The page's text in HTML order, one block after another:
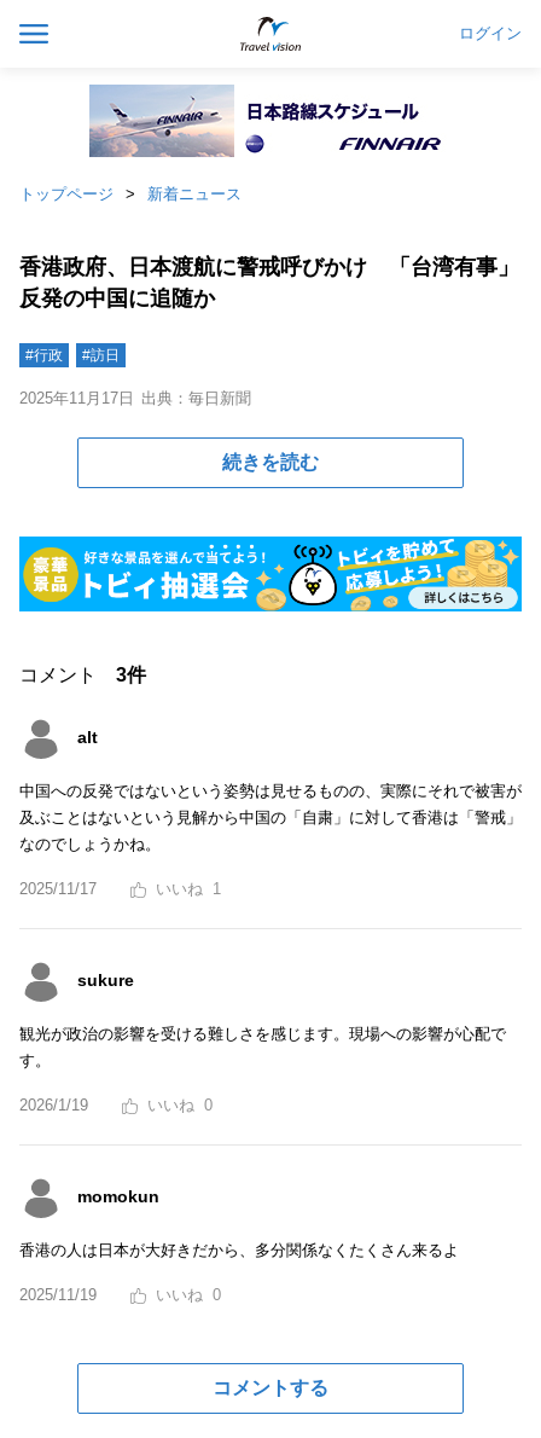
ログイン
トップページ 新着ニュース
香港政府、日本渡航に警戒呼びかけ 「台湾有事」
反発の中国に追随か
#行政 #訪日
2025年11月17日 出典：毎日新聞
続きを読む
コメント 3件
alt
中国への反発ではないという姿勢は見せるものの、実際にそれで被害が
及ぶことはないという見解から中国の「自粛」に対して香港は「警戒」
なのでしょうかね。
2025/11/17 1
sukure
観光が政治の影響を受ける難しさを感じます。現場への影響が心配で
す。
2026/1/19 0
momokun
香港の人は日本が大好きだから、多分関係なくたくさん来るよ
2025/11/19 0
コメントする